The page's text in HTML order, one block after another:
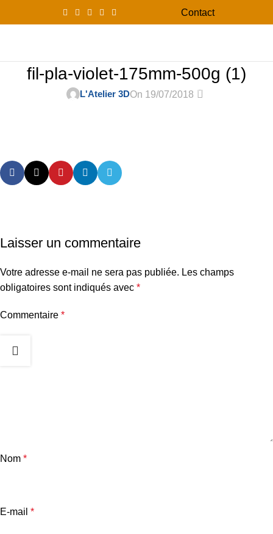
Contact
fil-pla-violet-175mm-500g (1)
L'Atelier 3DOn 19/07/2018 0
Laisser un commentaire
Votre adresse e-mail ne sera pas publiée. Les champs
obligatoires sont indiqués avec *
Commentaire *
Nom *
E-mail *